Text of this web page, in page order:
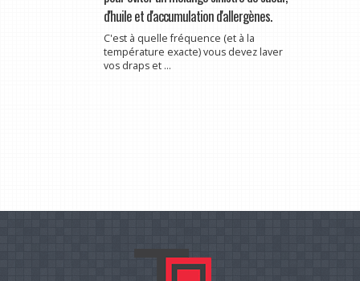
d'huile et d'accumulation d'allergènes.
C'est à quelle fréquence (et à la
température exacte) vous devez laver
vos draps et ...